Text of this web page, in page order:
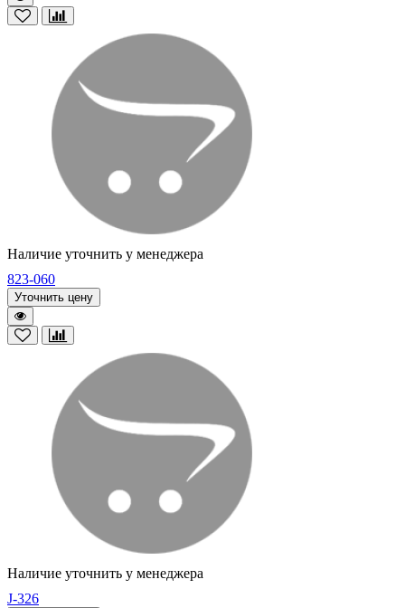
Наличие уточнить у менеджера
823-060
Уточнить цену
Наличие уточнить у менеджера
J-326